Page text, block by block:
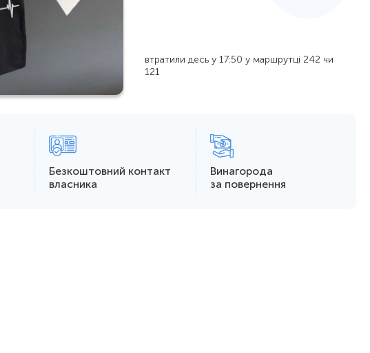
втратили десь у 17:50 у маршрутці 242 чи
121
Безкоштовний контакт
власника
Винагорода
за повернення